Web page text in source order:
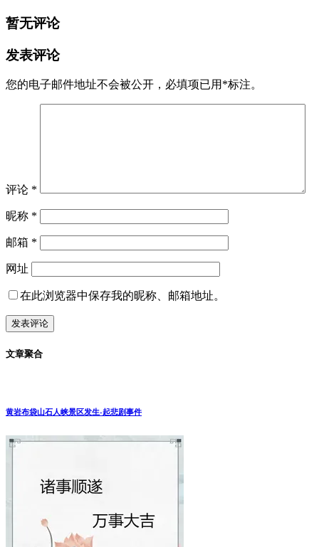
暂无评论
发表评论
您的电子邮件地址不会被公开， 必填项已用 *标注。
评论 *
昵称 *
邮箱 *
网址
在此浏览器中保存我的昵称、邮箱地址。
文章聚合